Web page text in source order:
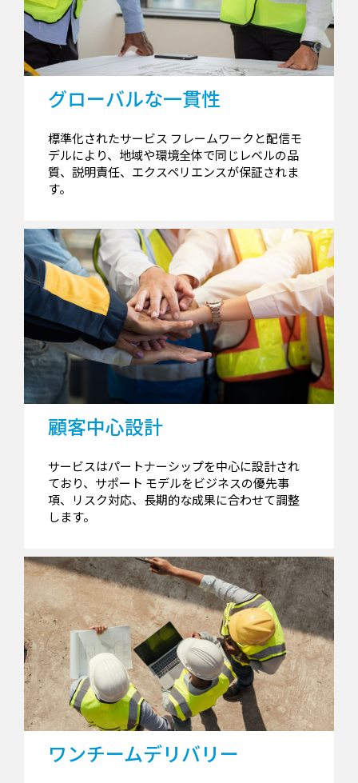
グローバルな一貫性
標準化されたサービス フレームワークと配信モ
デルにより、地域や環境全体で同じレベルの品
質、説明責任、エクスペリエンスが保証されま
す。
顧客中心設計
サービスはパートナーシップを中心に設計され
ており、サポート モデルをビジネスの優先事
項、リスク対応、長期的な成果に合わせて調整
します。
ワンチームデリバリー